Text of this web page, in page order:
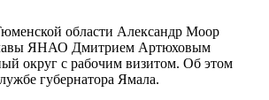
области Александр Моор
ЯНАО Дмитрием Артюховым
округ с рабочим визитом. Об этом
губернатора Ямала.